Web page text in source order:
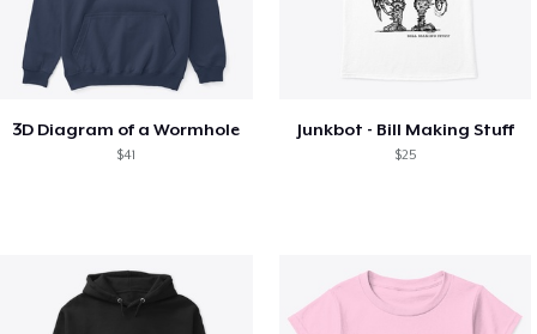
3D Diagram of a Wormhole
$41
Junkbot - Bill Making Stuff
$25